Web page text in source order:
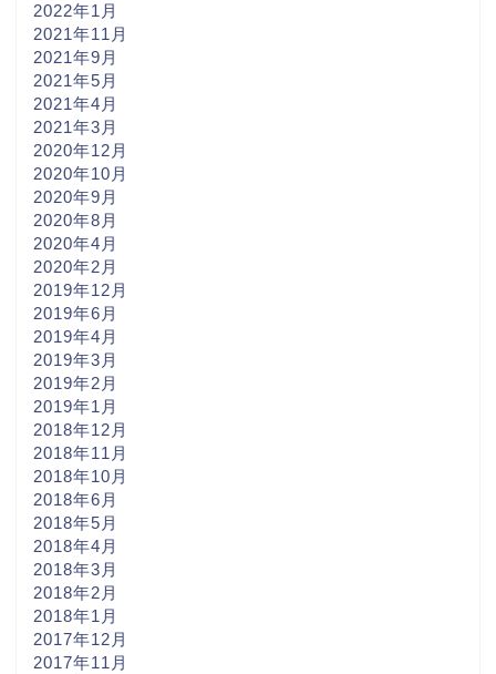
2022年1月
2021年11月
2021年9月
2021年5月
2021年4月
2021年3月
2020年12月
2020年10月
2020年9月
2020年8月
2020年4月
2020年2月
2019年12月
2019年6月
2019年4月
2019年3月
2019年2月
2019年1月
2018年12月
2018年11月
2018年10月
2018年6月
2018年5月
2018年4月
2018年3月
2018年2月
2018年1月
2017年12月
2017年11月